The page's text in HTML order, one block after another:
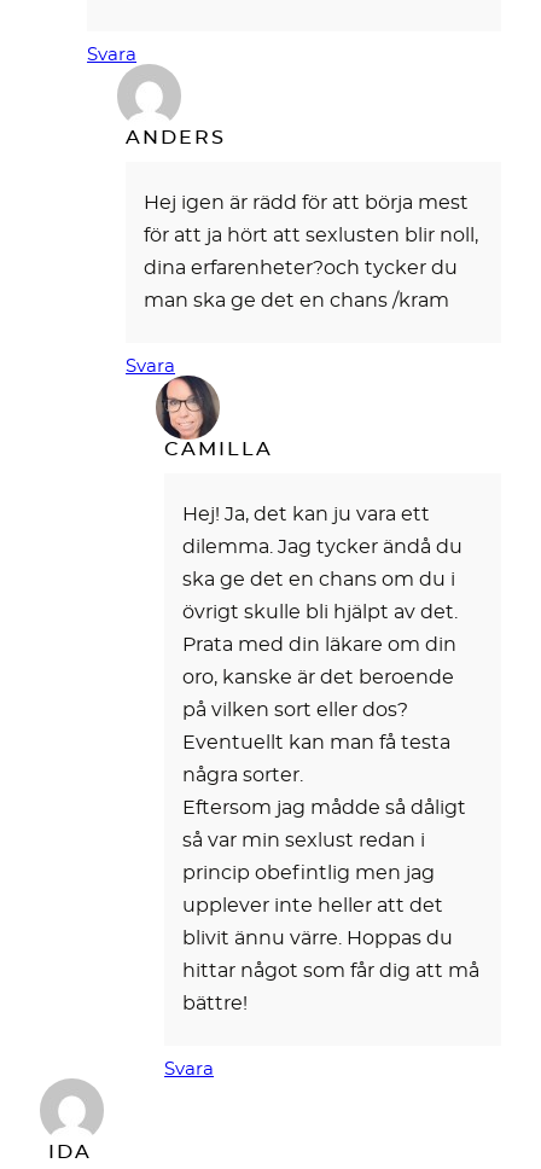
Svara
ANDERS
Hej igen är rädd för att börja mest
för att ja hört att sexlusten blir noll,
dina erfarenheter?och tycker du
man ska ge det en chans /kram
Svara
CAMILLA
Hej! Ja, det kan ju vara ett
dilemma. Jag tycker ändå du
ska ge det en chans om du i
övrigt skulle bli hjälpt av det.
Prata med din läkare om din
oro, kanske är det beroende
på vilken sort eller dos?
Eventuellt kan man få testa
några sorter.
Eftersom jag mådde så dåligt
så var min sexlust redan i
princip obefintlig men jag
upplever inte heller att det
blivit ännu värre. Hoppas du
hittar något som får dig att må
bättre!
Svara
IDA